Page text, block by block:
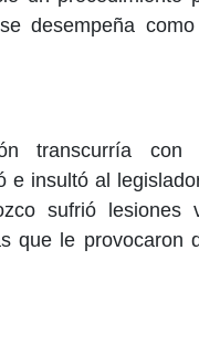
desempeña
transcurría con
e insultó al
sufrió lesiones
que le provocaron